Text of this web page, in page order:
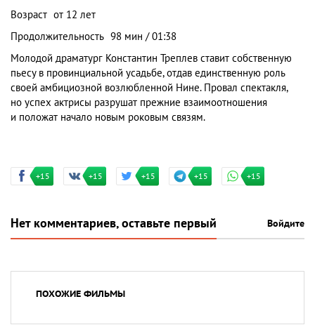
Возраст от 12 лет
Продолжительность 98 мин / 01:38
Молодой драматург Константин Треплев ставит собственную
пьесу в провинциальной усадьбе, отдав единственную роль
своей амбициозной возлюбленной Нине. Провал спектакля,
но успех актрисы разрушат прежние взаимоотношения
и положат начало новым роковым связям.
+15 +15 +15 +15 +15
Нет комментариев, оставьте первый Войдите
ПОХОЖИЕ ФИЛЬМЫ